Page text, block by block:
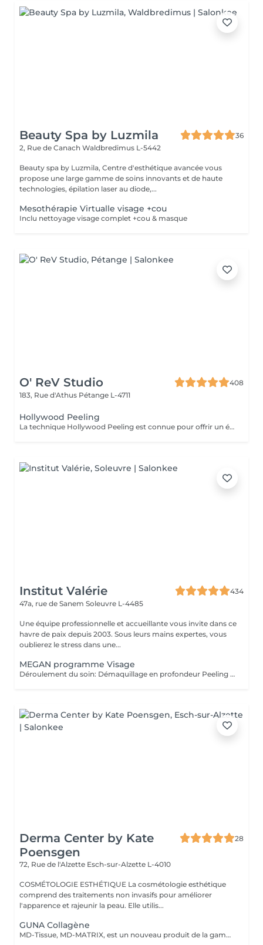
Beauty Spa by Luzmila
36
2, Rue de Canach Waldbredimus L-5442
Beauty spa by Luzmila, Centre d'esthétique avancée vous
propose une large gamme de soins innovants et de haute
technologies, épilation laser au diode,...
Mesothérapie Virtualle visage +cou
Inclu nettoyage visage complet +cou & masque
O' ReV Studio
408
183, Rue d'Athus Pétange L-4711
Hollywood Peeling
La technique Hollywood Peeling est connue pour offrir un éclaircissement immédiat de la peau et une apparence lisse et rafraîchie. Il est idéal pour les personnes ayant une peau à tendance acnéique, un teint terne ou des signes de vieillissement, et il est particulièrement bénéfique avant un événement spécial en raison de ses résultats rapides et visibles. Contre Indications: - Non recommandé pour les peaux foncées.
Institut Valérie
434
47a, rue de Sanem Soleuvre L-4485
Une équipe professionnelle et accueillante vous invite dans ce
havre de paix depuis 2003. Sous leurs mains expertes, vous
oublierez le stress dans une...
MEGAN programme Visage
Déroulement du soin: Démaquillage en profondeur Peeling enzymatique ou acide peel HF HI-Tech Performance Boost Meso-Led Découvrez l'innovation technologique et cosmétique la plus avancée. Grâce à Megan, prenez soin de votre peau et améliorez la grâce à un système qui permet une régénération cellulaire extraordinaire à partir des couches les plus profondes du tissu cutané. Pour la première fois, Tri Synergy Tech associe tout le potentiel des éléments HI-Freq, Dermaboost et Deep RGB à un appareil multi-traitement unique qui crée une synergie parfaite aux effets spectaculaires. Des traitements personnalisés selon vos besoins sont à votre disposition. Pour un effet profondeur et longue durée, nous vous proposons une cure de ce soin de 6 séances sur 3 semaines! (5+1 séance gratuite)
Derma Center by Kate
Poensgen
28
72, Rue de l'Alzette Esch-sur-Alzette L-4010
COSMÉTOLOGIE ESTHÉTIQUE La cosmétologie esthétique
comprend des traitements non invasifs pour améliorer
l'apparence et rajeunir la peau. Elle utilis...
GUNA Collagène
MD-Tissue, MD-MATRIX, est un nouveau produit de la gamme des dispositifs médicaux recommandés aussi bien pour les femmes que pour les hommes. Le collagène contenu dans le produit hydrate intensément les peaux matures et réduit l'apparence des rides et autres signes du vieillissement cutané (y compris le photovieillissement). La préparation peut être injectée directement dans des zones spécifiques de la peau pour remodeler mécaniquement les tissus et lisser les rides. La préparation a été enrichie d'ingrédients actifs supplémentaires tels que l'acide ascorbique (vitamine C), le magnésium, le chlorhydrate de pyridoxine (vitamine B6), la riboflavine (vitamine B2), la thiamine (vitamine B1). MD-Tissue peut être utilisé seul, ainsi que comme support pour d'autres préparations utilisées en médecine esthétique, comme l'acide hyaluronique ou le botox. Application: - effet anti-âge, - réduction des effets du photovieillissement, - correction des rides, - raffermissant, - Stärkt das extrazelluläre Matrixgewebe,